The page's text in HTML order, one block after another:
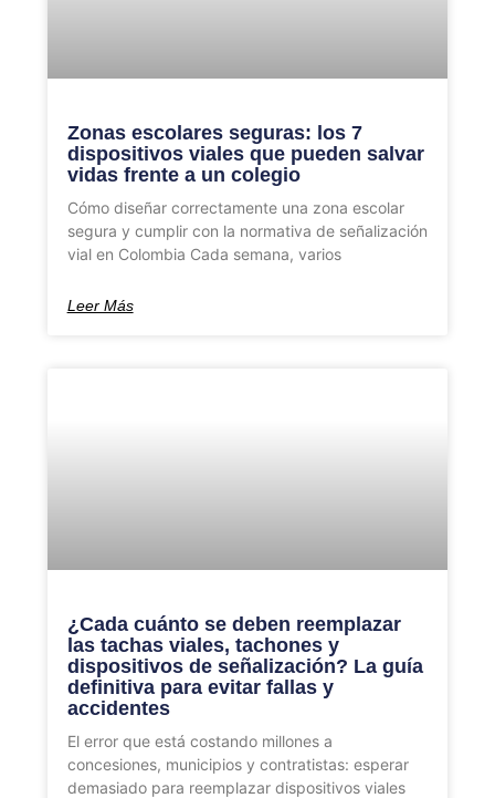
Zonas escolares seguras: los 7
dispositivos viales que pueden salvar
vidas frente a un colegio
Cómo diseñar correctamente una zona escolar
segura y cumplir con la normativa de señalización
vial en Colombia Cada semana, varios
Leer Más
¿Cada cuánto se deben reemplazar
las tachas viales, tachones y
dispositivos de señalización? La guía
definitiva para evitar fallas y
accidentes
El error que está costando millones a
concesiones, municipios y contratistas: esperar
demasiado para reemplazar dispositivos viales